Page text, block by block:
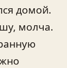
домой.
молча.